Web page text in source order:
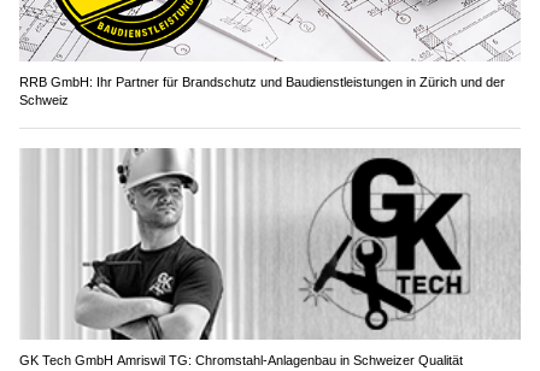
RRB GmbH: Ihr Partner für Brandschutz und Baudienstleistungen in Zürich und der
Schweiz
GK Tech GmbH Amriswil TG: Chromstahl-Anlagenbau in Schweizer Qualität